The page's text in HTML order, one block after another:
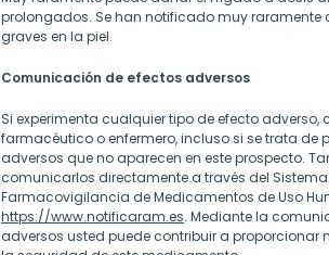
prolongados. Se han notificado muy raramente
graves en la piel.
Comunicación de efectos adversos
Si experimenta cualquier tipo de efecto adverso,
farmacéutico o enfermero, incluso si se trata de
adversos que no aparecen en este prospecto.
comunicarlos directamente a través del
Farmacovigilancia de Medicamentos de Uso
https://www.notificaram.es. Mediante la
adversos usted puede contribuir a proporcionar